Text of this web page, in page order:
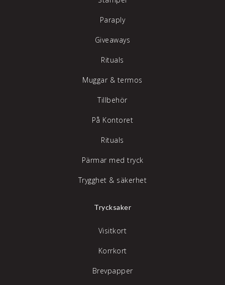
Paraply
Giveaways
Rituals
Muggar & termos
Tillbehör
På Kontoret
Rituals
Pärmar med tryck
Trygghet & säkerhet
Trycksaker
Visitkort
Korrkort
Brevpapper